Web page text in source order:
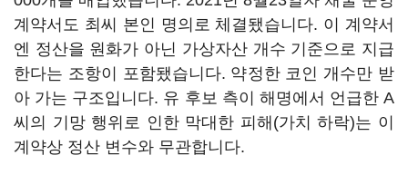
계약서도 최씨 본인 명의로 체결됐습니다. 이 계약서
엔 정산을 원화가 아닌 가상자산 개수 기준으로 지급
한다는 조항이 포함됐습니다. 약정한 코인 개수만 받
아 가는 구조입니다. 유 후보 측이 해명에서 언급한 A
씨의 기망 행위로 인한 막대한 피해(가치 하락)는 이
계약상 정산 변수와 무관합니다.